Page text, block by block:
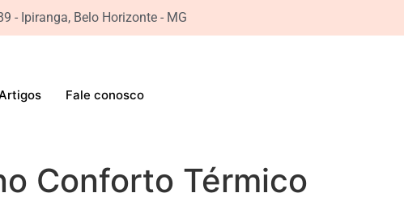
- Ipiranga, Belo Horizonte - MG
Fale conosco
Conforto Térmico